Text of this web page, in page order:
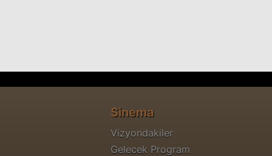
Sinema
Vizyondakiler
Gelecek Program